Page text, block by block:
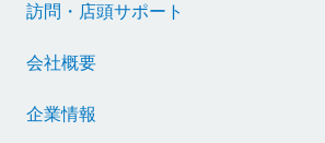
訪問・店頭サポート
会社概要
企業情報